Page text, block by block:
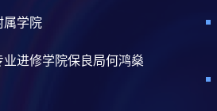
属学院
业进修学院保良局何鸿燊